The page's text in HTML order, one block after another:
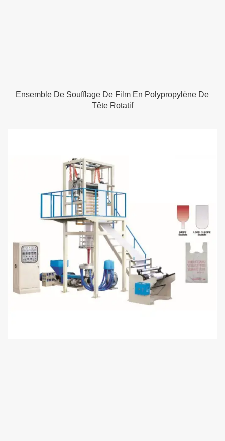
Ensemble De Soufflage De Film En Polypropylène De
Tête Rotatif